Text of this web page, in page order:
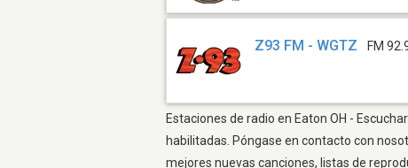
Z93 FM - WGTZ FM
Estaciones de radio en Eaton OH -
habilitadas. Póngase en contacto con
mejores nuevas canciones, listas de